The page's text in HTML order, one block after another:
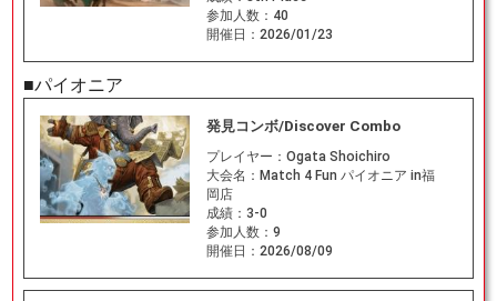
参加人数： 40
開催日： 2026/01/23
■パイオニア
発見コンボ/Discover Combo
プレイヤー： Ogata Shoichiro
大会名： Match 4 Fun パイオニア in福
岡店
成績： 3-0
参加人数： 9
開催日： 2026/08/09